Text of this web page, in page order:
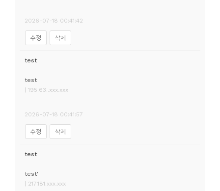
2026-07-18 00:41:42
수정 삭제
test
test
| 195.63..xxx.xxx
2026-07-18 00:41:57
수정 삭제
test
test'
| 217.181.xxx.xxx